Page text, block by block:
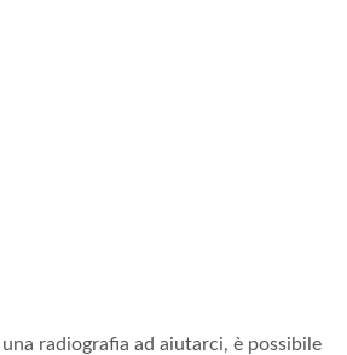
radiografia ad aiutarci, è possibile